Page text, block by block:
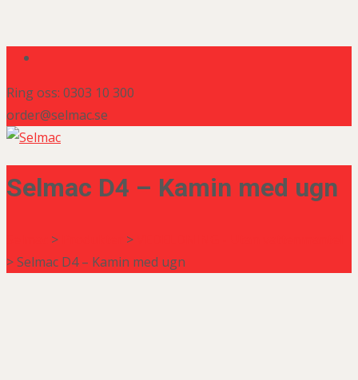
Ring oss: 0303 10 300
order@selmac.se
Selmac D4 – Kamin med ugn
> >
>Selmac D4 – Kamin med ugn